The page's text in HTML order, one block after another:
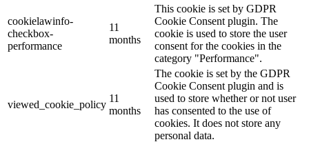
cookielawinfo-
checkbox-
performance
11
months
This cookie is set by GDPR
Cookie Consent plugin. The
cookie is used to store the user
consent for the cookies in the
category "Performance".
viewed_cookie_policy
11
months
The cookie is set by the GDPR
Cookie Consent plugin and is
used to store whether or not user
has consented to the use of
cookies. It does not store any
personal data.